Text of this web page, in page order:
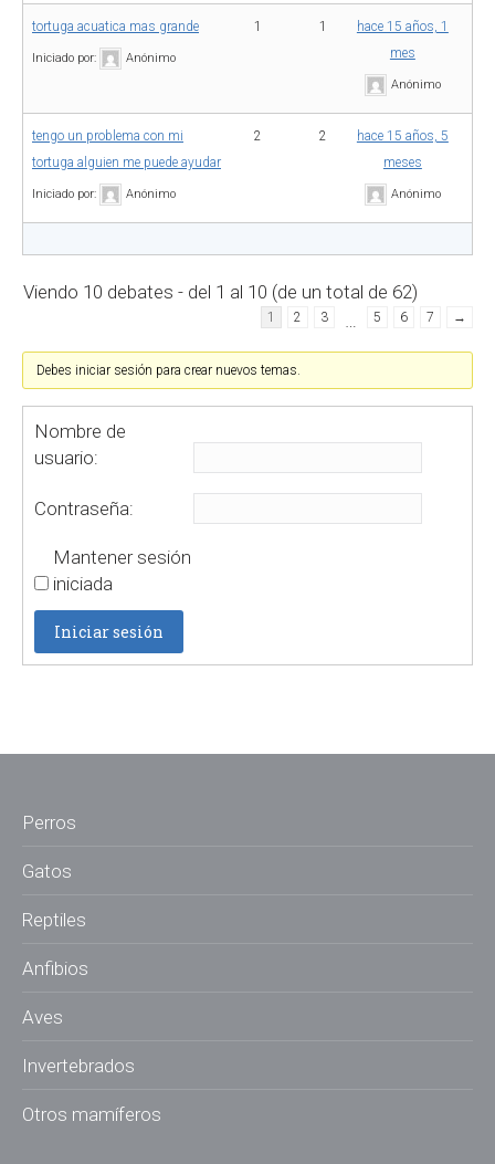
tortuga acuatica mas grande
Iniciado por: Anónimo
1 1
hace 15 años, 1
mes
Anónimo
tengo un problema con mi
tortuga alguien me puede ayudar
Iniciado por: Anónimo
2 2
hace 15 años, 5
meses
Anónimo
Viendo 10 debates - del 1 al 10 (de un total de 62)
1 2 3 … 5 6 7 →
Debes iniciar sesión para crear nuevos temas.
Nombre de
usuario:
Contraseña:
Mantener sesión
iniciada
Iniciar sesión
Perros
Gatos
Reptiles
Anfibios
Aves
Invertebrados
Otros mamíferos